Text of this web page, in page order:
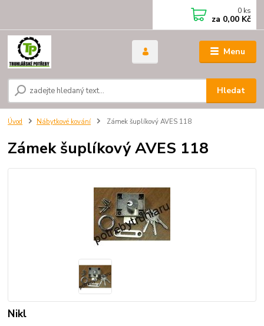
Menu
Hledat
0 ks
za 0,00 Kč
Úvod Nábytkové kování Zámek šuplíkový AVES 118
Zámek šuplíkový AVES 118
Nikl